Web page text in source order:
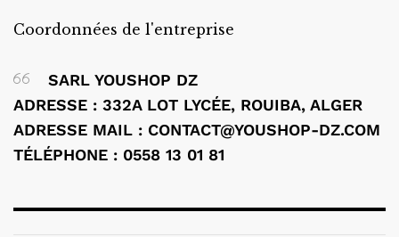
Coordonnées de l'entreprise
SARL YOUSHOP DZ
ADRESSE : 332A LOT LYCÉE, ROUIBA, ALGER
ADRESSE MAIL : CONTACT@YOUSHOP-DZ.COM
TÉLÉPHONE : 0558 13 01 81